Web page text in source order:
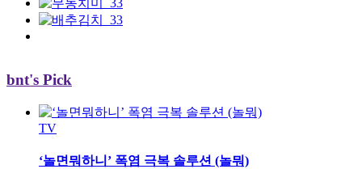
bnt's Pick
TV
‘놀면뭐하니’ 폭염 극복 솔루션 (놀뭐)